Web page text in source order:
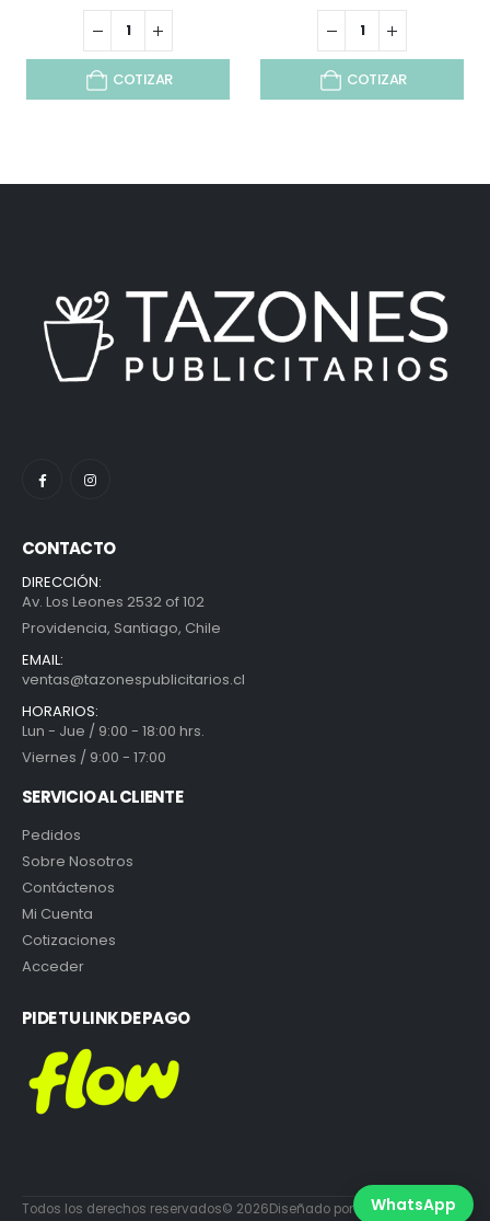
COTIZAR COTIZAR
CONTACTO
DIRECCIÓN:
Av. Los Leones 2532 of 102
Providencia, Santiago, Chile
EMAIL:
ventas@tazonespublicitarios.cl
HORARIOS:
Lun - Jue / 9:00 - 18:00 hrs.
Viernes / 9:00 - 17:00
SERVICIO AL CLIENTE
Pedidos
Sobre Nosotros
Contáctenos
Mi Cuenta
Cotizaciones
Acceder
PIDE TU LINK DE PAGO
Todos los derechos reservados© 2026Diseñado por DiabloEstudio.cl
WhatsApp